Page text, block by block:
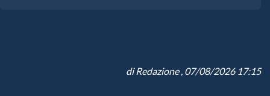
diRedazione, 07/08/2026 17:15